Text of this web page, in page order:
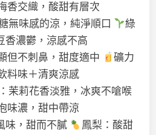
香交織，酸甜有層次
無味感的涼，純淨順口
綠
香濃鬱，涼感不高
但不刺鼻，甜度適中
礦力
料味＋清爽涼感
：茉莉花香淡雅，冰爽不嗆喉
味濃，甜中帶涼
味，甜而不膩
鳳梨：酸甜